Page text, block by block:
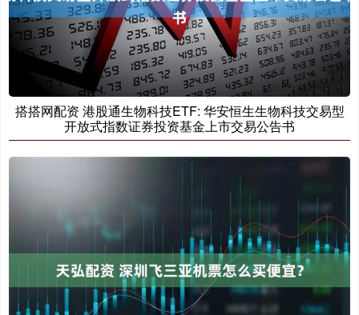
搭搭网配资 港股通生物科技ETF: 华安恒生生物科技交易型
开放式指数证券投资基金上市交易公告书